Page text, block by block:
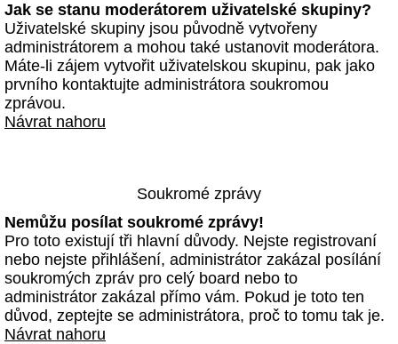
Jak se stanu moderátorem uživatelské skupiny?
Uživatelské skupiny jsou původně vytvořeny
administrátorem a mohou také ustanovit moderátora.
Máte-li zájem vytvořit uživatelskou skupinu, pak jako
prvního kontaktujte administrátora soukromou
zprávou.
Návrat nahoru
Soukromé zprávy
Nemůžu posílat soukromé zprávy!
Pro toto existují tři hlavní důvody. Nejste registrovaní
nebo nejste přihlášení, administrátor zakázal posílání
soukromých zpráv pro celý board nebo to
administrátor zakázal přímo vám. Pokud je toto ten
důvod, zeptejte se administrátora, proč to tomu tak je.
Návrat nahoru